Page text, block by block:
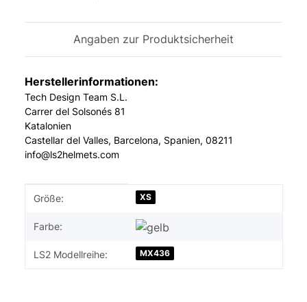
Angaben zur Produktsicherheit
Herstellerinformationen:
Tech Design Team S.L.
Carrer del Solsonés 81
Katalonien
Castellar del Valles, Barcelona, Spanien, 08211
info@ls2helmets.com
Produkteigenschaft
Wert
Größe: XS
Farbe:
LS2 Modellreihe: MX436